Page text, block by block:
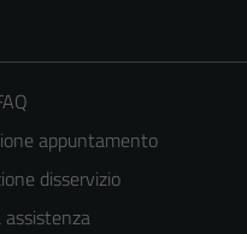
appuntamento
disservizio